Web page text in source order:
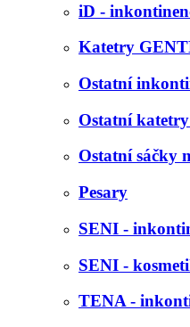
iD -
Katetry
Ostatní
Ostatní
Ostatní sáčky
Pesary
SENI -
SENI -
TENA -